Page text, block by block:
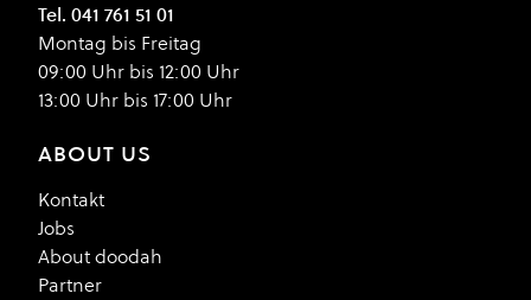
Tel. 041 761 51 01
Montag bis Freitag
09:00 Uhr bis 12:00 Uhr
13:00 Uhr bis 17:00 Uhr
ABOUT US
Kontakt
Jobs
About doodah
Partner